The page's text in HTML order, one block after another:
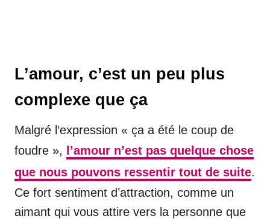
L’amour, c’est un peu plus
complexe que ça
Malgré l’expression « ça a été le coup de
foudre », l’amour n’est pas quelque chose
que nous pouvons ressentir tout de suite.
Ce fort sentiment d’attraction, comme un
aimant qui vous attire vers la personne que